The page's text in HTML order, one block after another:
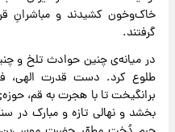
خاک‌وخون کشیدند و مباشرانِ
گرفتند.
در میانه‌ی چنین حوادث تلخ و
طلوع کرد. دست قدرت الهی،
برانگیخت تا با هجرت به قم،
بخشد و نهالی تازه و مبارک در